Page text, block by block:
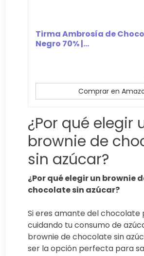
Tirma Ambrosía de
Negro 70% |...
Comprar en
¿Por qué elegir
brownie de
sin azúcar?
¿Por qué elegir un brownie
chocolate sin azúcar?
Si eres amante del chocolate
cuidando tu consumo de
brownie de chocolate sin
ser la opción perfecta para